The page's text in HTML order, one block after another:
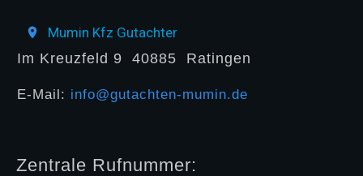
Mumin Kfz Gutachter
Im Kreuzfeld 9 40885 Ratingen
E-Mail: info@gutachten-mumin.de
Zentrale Rufnummer: